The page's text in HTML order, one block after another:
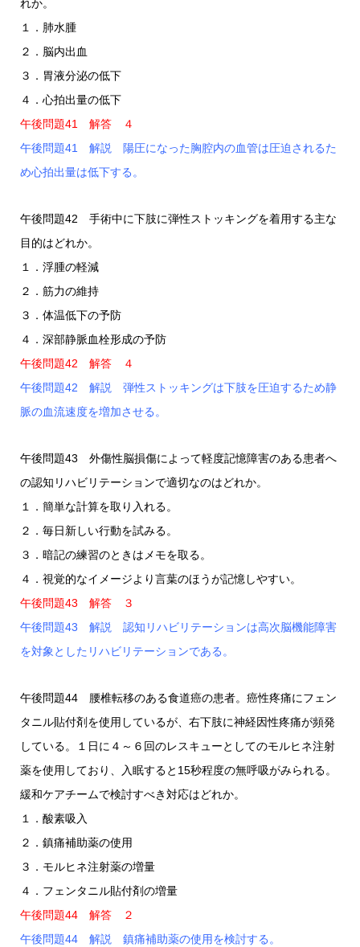
れか。
１．肺水腫
２．脳内出血
３．胃液分泌の低下
４．心拍出量の低下
午後問題41 解答 ４
午後問題41 解説 陽圧になった胸腔内の血管は圧迫されるた
め心拍出量は低下する。
午後問題42 手術中に下肢に弾性ストッキングを着用する主な
目的はどれか。
１．浮腫の軽減
２．筋力の維持
３．体温低下の予防
４．深部静脈血栓形成の予防
午後問題42 解答 ４
午後問題42 解説 弾性ストッキングは下肢を圧迫するため静
脈の血流速度を増加させる。
午後問題43 外傷性脳損傷によって軽度記憶障害のある患者へ
の認知リハビリテーションで適切なのはどれか。
１．簡単な計算を取り入れる。
２．毎日新しい行動を試みる。
３．暗記の練習のときはメモを取る。
４．視覚的なイメージより言葉のほうが記憶しやすい。
午後問題43 解答 ３
午後問題43 解説 認知リハビリテーションは高次脳機能障害
を対象としたリハビリテーションである。
午後問題44 腰椎転移のある食道癌の患者。癌性疼痛にフェン
タニル貼付剤を使用しているが、右下肢に神経因性疼痛が頻発
している。１日に４～６回のレスキューとしてのモルヒネ注射
薬を使用しており、入眠すると15秒程度の無呼吸がみられる。
緩和ケアチームで検討すべき対応はどれか。
１．酸素吸入
２．鎮痛補助薬の使用
３．モルヒネ注射薬の増量
４．フェンタニル貼付剤の増量
午後問題44 解答 ２
午後問題44 解説 鎮痛補助薬の使用を検討する。